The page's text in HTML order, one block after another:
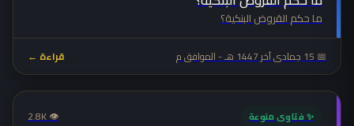
ما حكم القروض البنكية؟
📅 15 جمادى آخر 1447 هـ - الموافق م قراءة ←
✨ فتاوى منوعة 👁 2.8K